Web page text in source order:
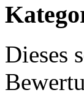
Dieses